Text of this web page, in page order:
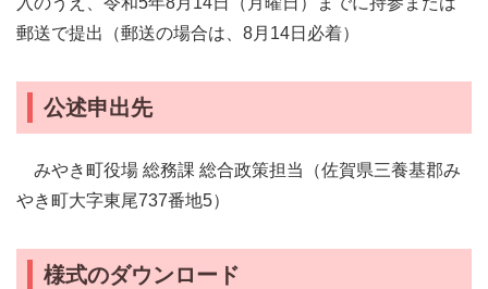
郵送で提出（郵送の場合は、8月14日必着）
公述申出先
みやき町役場 総務課 総合政策担当（佐賀県三養基郡み
やき町大字東尾737番地5）
様式のダウンロード